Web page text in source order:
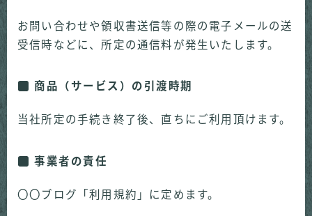
お問い合わせや領収書送信等の際の電子メールの送
受信時などに、所定の通信料が発生いたします。
商品（サービス）の引渡時期
当社所定の手続き終了後、直ちにご利用頂けます。
事業者の責任
〇〇ブログ「利用規約」に定めます。